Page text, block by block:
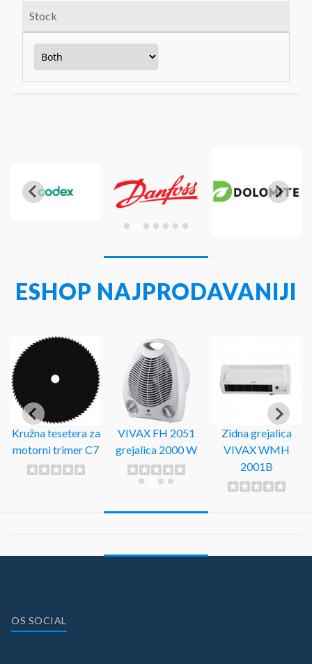
Stock
ESHOP NAJPRODAVANIJI
Kružna tesetera za
motorni trimer C7
VIVAX FH 2051
grejalica 2000 W
Zidna grejalica
VIVAX WMH
2001B
OS SOCIAL